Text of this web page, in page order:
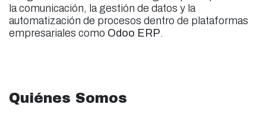
la comunicación, la gestión de datos y la
automatización de procesos dentro de plataformas
empresariales como Odoo ERP.
Quiénes Somos